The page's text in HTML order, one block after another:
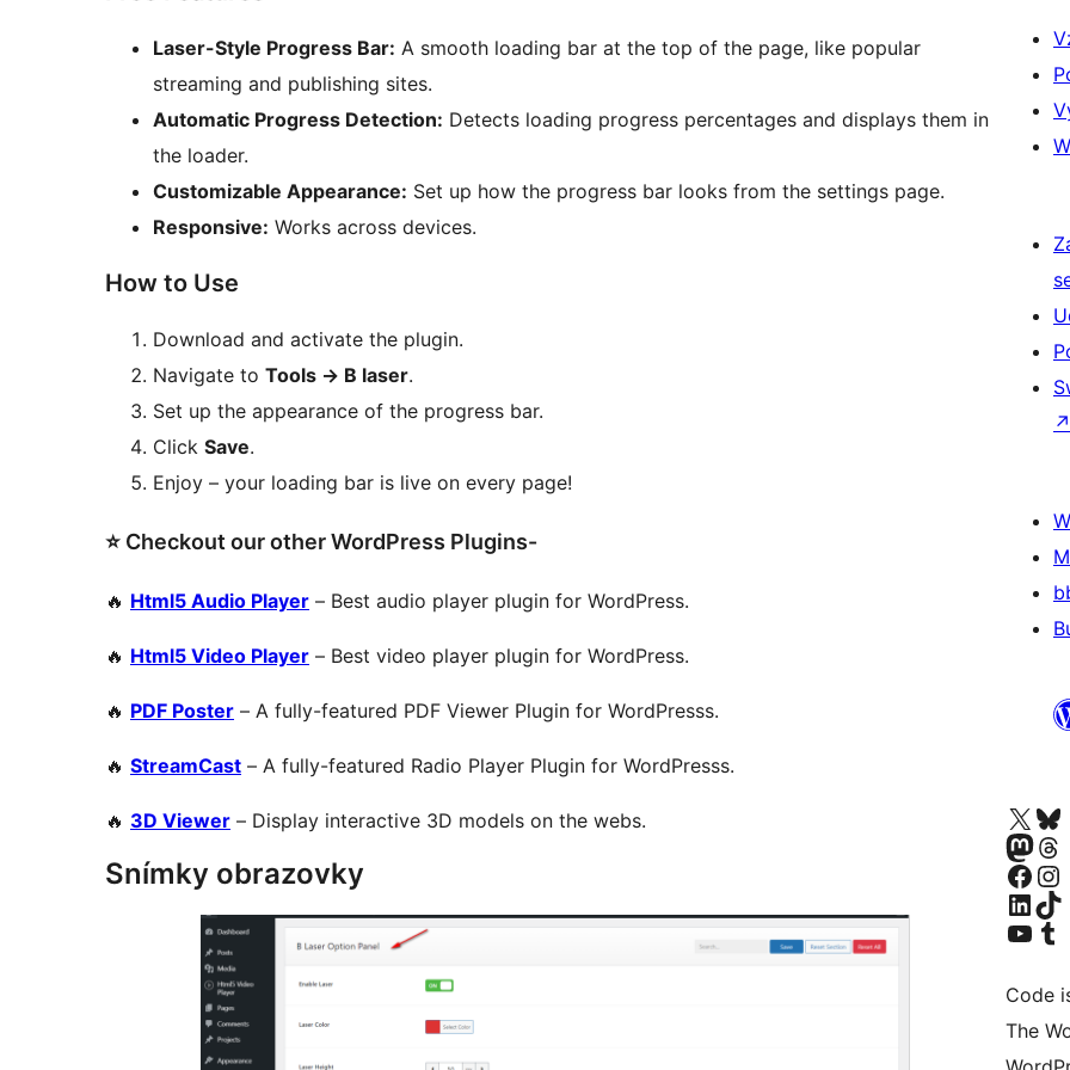
Laser-Style Progress Bar: A smooth loading bar at the top of the page, like popular
streaming and publishing sites.
Automatic Progress Detection: Detects loading progress percentages and displays them in
the loader.
Customizable Appearance: Set up how the progress bar looks from the settings page.
Responsive: Works across devices.
How to Use
Download and activate the plugin.
Navigate to Tools → B laser.
Set up the appearance of the progress bar.
Click Save.
Enjoy – your loading bar is live on every page!
⭐ Checkout our other WordPress Plugins-
🔥 Html5 Audio Player – Best audio player plugin for WordPress.
🔥 Html5 Video Player – Best video player plugin for WordPress.
🔥 PDF Poster – A fully-featured PDF Viewer Plugin for WordPresss.
🔥 StreamCast – A fully-featured Radio Player Plugin for WordPresss.
🔥 3D Viewer – Display interactive 3D models on the webs.
Snímky obrazovky
↗
Navštivte náš účet
Navštivte
NavštivteNavštivte náš
NavštivteNavštivte náš
Navštivte náš LinkedIn účet
Navštivte
Navštivte náš YouTube kanál
Navštivte náš
Code
The